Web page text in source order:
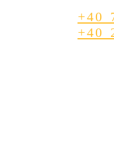
+40
+40